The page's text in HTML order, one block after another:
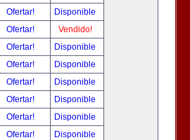
Ofertar!
Disponible
Ofertar!
Vendido!
Ofertar!
Disponible
Ofertar!
Disponible
Ofertar!
Disponible
Ofertar!
Disponible
Ofertar!
Disponible
Ofertar!
Disponible